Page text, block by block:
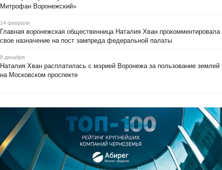
Митрофан Воронежский»
14 февраля
Главная воронежская общественница Наталия Хван прокомментировала
свое назначение на пост зампреда федеральной палаты
8 декабря
Наталия Хван расплатилась с мэрией Воронежа за пользование землей
на Московском проспекте